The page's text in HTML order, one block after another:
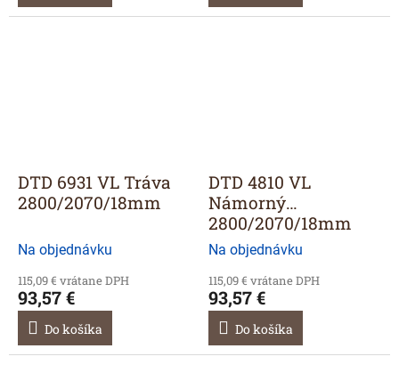
DTD 6931 VL Tráva
2800/2070/18mm
Na objednávku
115,09 € vrátane DPH
93,57 €
Do košíka
DTD 4810 VL
Námorný
2800/2070/18mm
Na objednávku
115,09 € vrátane DPH
93,57 €
Do košíka